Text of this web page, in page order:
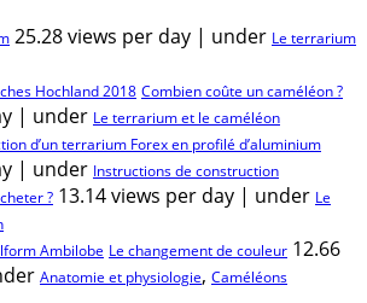
25.28 views per day | under Le terrarium
Combien coûte un caméléon ?
| under Le terrarium et le caméléon
d’un terrarium Forex en profilé d’aluminium
| under Instructions de construction
? 13.14 views per day | under Le
Le changement de couleur 12.66
Anatomie et physiologie, Caméléons